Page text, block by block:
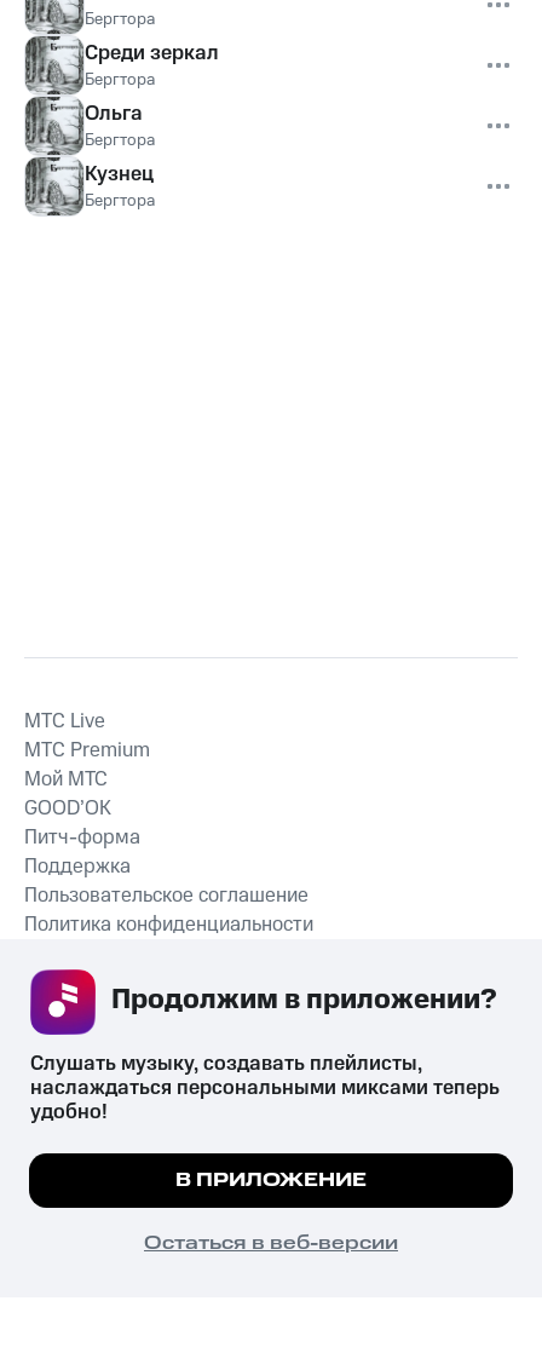
Бергтора
Среди зеркал
Бергтора
Ольга
Бергтора
Кузнец
Бергтора
СКАЧАТЬ ПРИЛОЖЕНИЕ
MTС Live
MTС Premium
Мой МТС
GOOD’OK
Питч-форма
Поддержка
Пользовательское соглашение
Политика конфиденциальности
психотропных веществ, их аналогов причиняет вред здоровью,
их незаконный оборот запрещён и влечёт установленную
законодательством ответственность.
© 2026 ООО «КИОН».
Все права защищены
Мы используем куки, чтобы на сайте все
Подробнее
ПОНЯТНО
Слушать музыку, создавать плейлисты,
наслаждаться персональными миксами теперь
удобно!
В ПРИЛОЖЕНИЕ
Остаться в веб-версии